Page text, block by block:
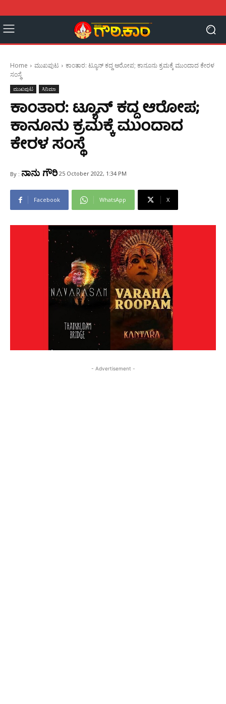
Home ಮುಖಪುಟ
ಕಾಂತಾರ: ಟ್ಯೂನ್‌ ಕದ್ದ ಆರೋಪ; ಕಾನೂನು ಕ್ರಮಕ್ಕೆ ಮುಂದಾದ ಕೇರಳ
ಸಂಸ್ಥೆ
ಮುಖಪುಟ ಸಿನಿಮಾ
ಕಾಂತಾರ: ಟ್ಯೂನ್‌ ಕದ್ದ ಆರೋಪ;
ಕಾನೂನು ಕ್ರಮಕ್ಕೆ ಮುಂದಾದ
ಕೇರಳ ಸಂಸ್ಥೆ
By : ನಾನು ಗೌರಿ 25 October 2022, 1:34 PM
Facebook WhatsApp X
- Advertisement -